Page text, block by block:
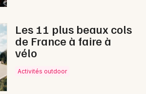
Les 11 plus beaux cols
de France à faire à
vélo
Activités outdoor